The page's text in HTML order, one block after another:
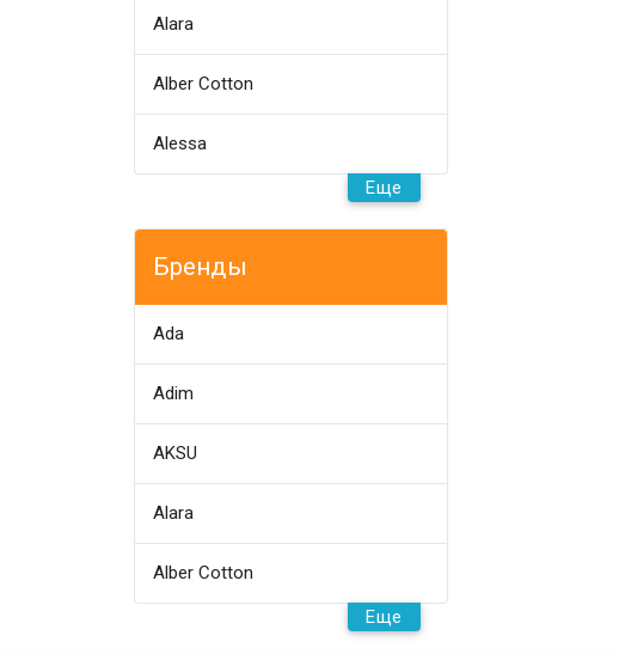
Alara
Alber Cotton
Alessa
Еще
Бренды
Ada
Adim
AKSU
Alara
Alber Cotton
Еще